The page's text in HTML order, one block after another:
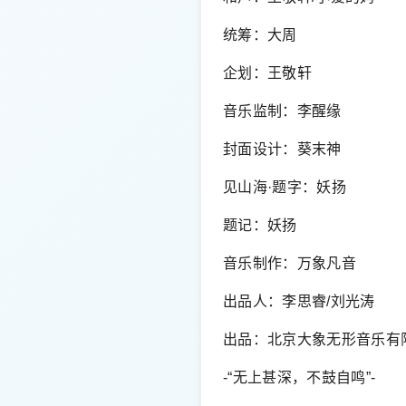
统筹：大周
企划：王敬轩
音乐监制：李醒缘
封面设计：葵末神
见山海·题字：妖扬
题记：妖扬
音乐制作：万象凡音
出品人：李思睿/刘光涛
出品：北京大象无形音乐有
-“无上甚深，不鼓自鸣”-